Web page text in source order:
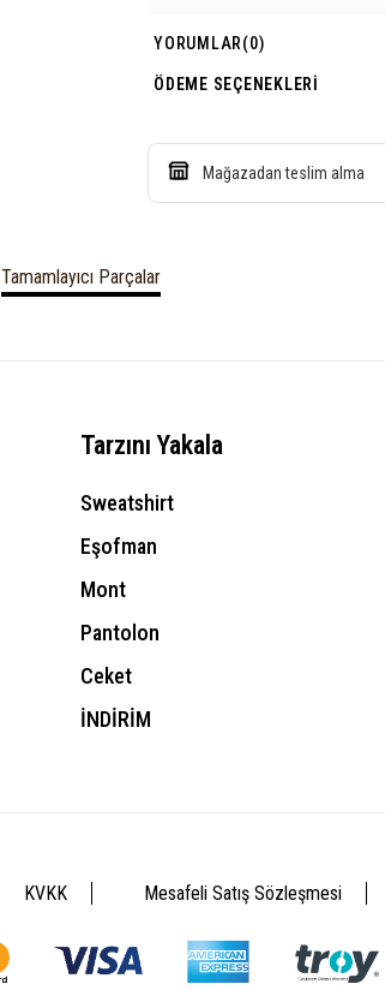
YORUMLAR(0)
ÖDEME SEÇENEKLERI
Mağazadan teslim alma
Tamamlayıcı Parçalar
Tarzını Yakala
Sweatshirt
Eşofman
Mont
Pantolon
Ceket
İNDİRİM
KVKK Mesafeli Satış Sözleşmesi